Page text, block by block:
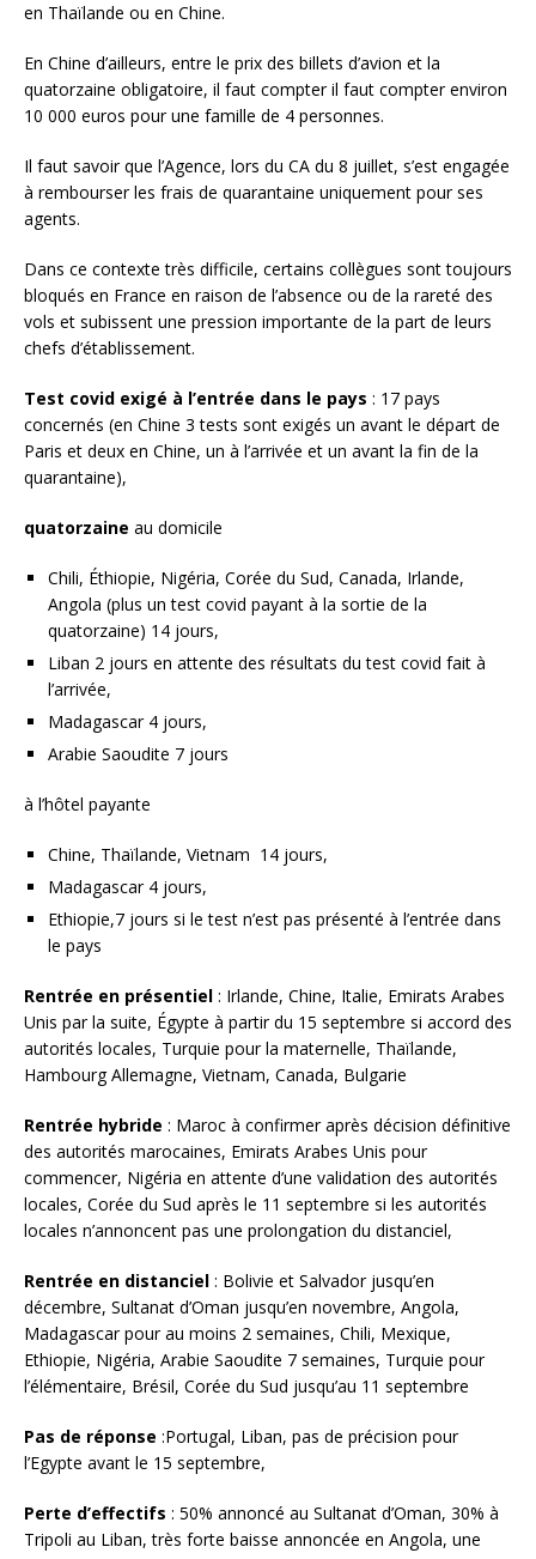
en Thaïlande ou en Chine.
En Chine d’ailleurs, entre le prix des billets d’avion et la
quatorzaine obligatoire, il faut compter il faut compter environ
10 000 euros pour une famille de 4 personnes.
Il faut savoir que l’Agence, lors du CA du 8 juillet, s’est engagée
à rembourser les frais de quarantaine uniquement pour ses
agents.
Dans ce contexte très difficile, certains collègues sont toujours
bloqués en France en raison de l’absence ou de la rareté des
vols et subissent une pression importante de la part de leurs
chefs d’établissement.
Test covid exigé à l’entrée dans le pays : 17 pays
concernés (en Chine 3 tests sont exigés un avant le départ de
Paris et deux en Chine, un à l’arrivée et un avant la fin de la
quarantaine),
quatorzaine au domicile
Chili, Éthiopie, Nigéria, Corée du Sud, Canada, Irlande,
Angola (plus un test covid payant à la sortie de la
quatorzaine) 14 jours,
Liban 2 jours en attente des résultats du test covid fait à
l’arrivée,
Madagascar 4 jours,
Arabie Saoudite 7 jours
à l’hôtel payante
Chine, Thaïlande, Vietnam 14 jours,
Madagascar 4 jours,
Ethiopie,7 jours si le test n’est pas présenté à l’entrée dans
le pays
Rentrée en présentiel : Irlande, Chine, Italie, Emirats Arabes
Unis par la suite, Égypte à partir du 15 septembre si accord des
autorités locales, Turquie pour la maternelle, Thaïlande,
Hambourg Allemagne, Vietnam, Canada, Bulgarie
Rentrée hybride : Maroc à confirmer après décision définitive
des autorités marocaines, Emirats Arabes Unis pour
commencer, Nigéria en attente d’une validation des autorités
locales, Corée du Sud après le 11 septembre si les autorités
locales n’annoncent pas une prolongation du distanciel,
Rentrée en distanciel : Bolivie et Salvador jusqu’en
décembre, Sultanat d’Oman jusqu’en novembre, Angola,
Madagascar pour au moins 2 semaines, Chili, Mexique,
Ethiopie, Nigéria, Arabie Saoudite 7 semaines, Turquie pour
l’élémentaire, Brésil, Corée du Sud jusqu’au 11 septembre
Pas de réponse :Portugal, Liban, pas de précision pour
l’Egypte avant le 15 septembre,
Perte d’effectifs : 50% annoncé au Sultanat d’Oman, 30% à
Tripoli au Liban, très forte baisse annoncée en Angola, une